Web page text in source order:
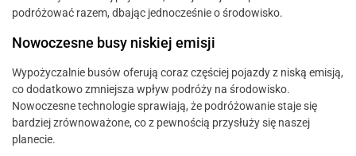
podróżować razem, dbając jednocześnie o środowisko.
Nowoczesne busy niskiej emisji
Wypożyczalnie busów oferują coraz częściej pojazdy z niską emisją,
co dodatkowo zmniejsza wpływ podróży na środowisko.
Nowoczesne technologie sprawiają, że podróżowanie staje się
bardziej zrównoważone, co z pewnością przysłuży się naszej
planecie.